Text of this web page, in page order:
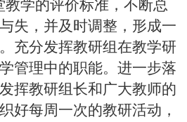
教学的评价标准，不断总
失，并及时调整，形成一
充分发挥教研组在教学研
管理中的职能。进一步落
挥教研组长和广大教师的
好每周一次的教研活动，